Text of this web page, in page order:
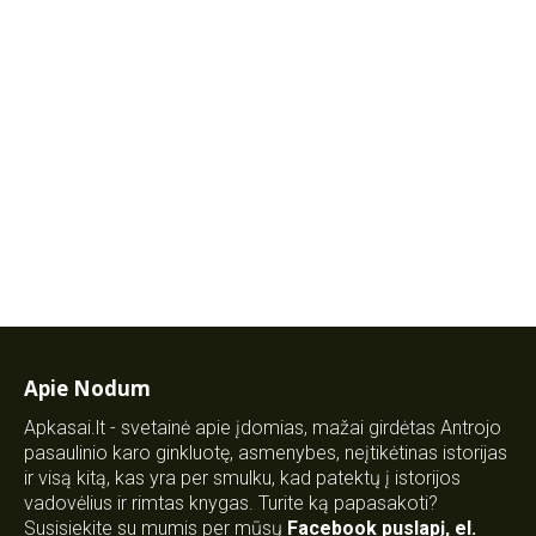
Apie Nodum
Apkasai.lt - svetainė apie įdomias, mažai girdėtas Antrojo
pasaulinio karo ginkluotę, asmenybes, neįtikėtinas istorijas
ir visą kitą, kas yra per smulku, kad patektų į istorijos
vadovėlius ir rimtas knygas. Turite ką papasakoti?
Susisiekite su mumis per mūsų Facebook puslapį, el.